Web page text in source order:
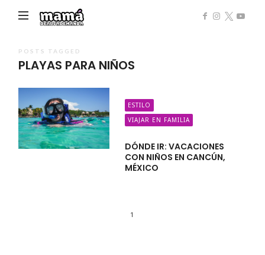
Demanda
POSTS TAGGED
PLAYAS PARA NIÑOS
ESTILO
VIAJAR EN FAMILIA
DÓNDE IR: VACACIONES
CON NIÑOS EN CANCÚN,
MÉXICO
1